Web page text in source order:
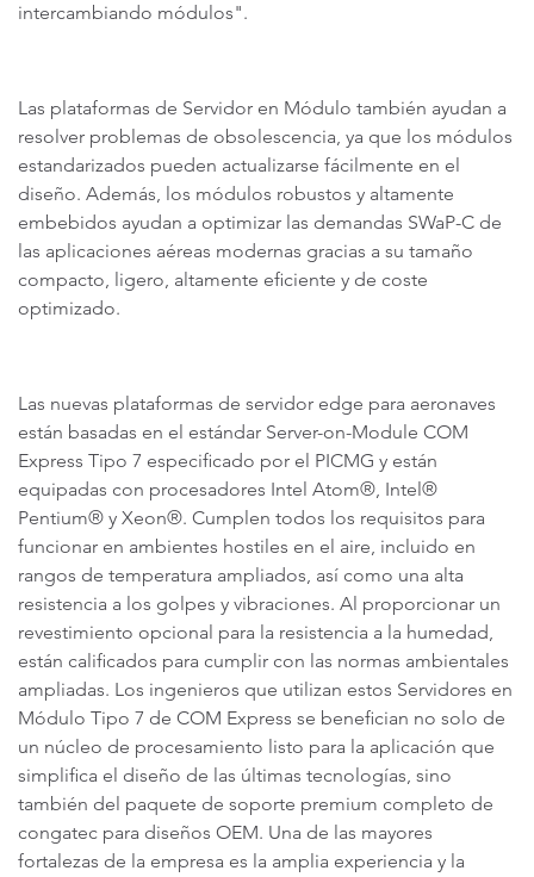
intercambiando módulos".
Las plataformas de Servidor en Módulo también ayudan a
resolver problemas de obsolescencia, ya que los módulos
estandarizados pueden actualizarse fácilmente en el
diseño. Además, los módulos robustos y altamente
embebidos ayudan a optimizar las demandas SWaP-C de
las aplicaciones aéreas modernas gracias a su tamaño
compacto, ligero, altamente eficiente y de coste
optimizado.
Las nuevas plataformas de servidor edge para aeronaves
están basadas en el estándar Server-on-Module COM
Express Tipo 7 especificado por el PICMG y están
equipadas con procesadores Intel Atom®, Intel®
Pentium® y Xeon®. Cumplen todos los requisitos para
funcionar en ambientes hostiles en el aire, incluido en
rangos de temperatura ampliados, así como una alta
resistencia a los golpes y vibraciones. Al proporcionar un
revestimiento opcional para la resistencia a la humedad,
están calificados para cumplir con las normas ambientales
ampliadas. Los ingenieros que utilizan estos Servidores en
Módulo Tipo 7 de COM Express se benefician no solo de
un núcleo de procesamiento listo para la aplicación que
simplifica el diseño de las últimas tecnologías, sino
también del paquete de soporte premium completo de
congatec para diseños OEM. Una de las mayores
fortalezas de la empresa es la amplia experiencia y la